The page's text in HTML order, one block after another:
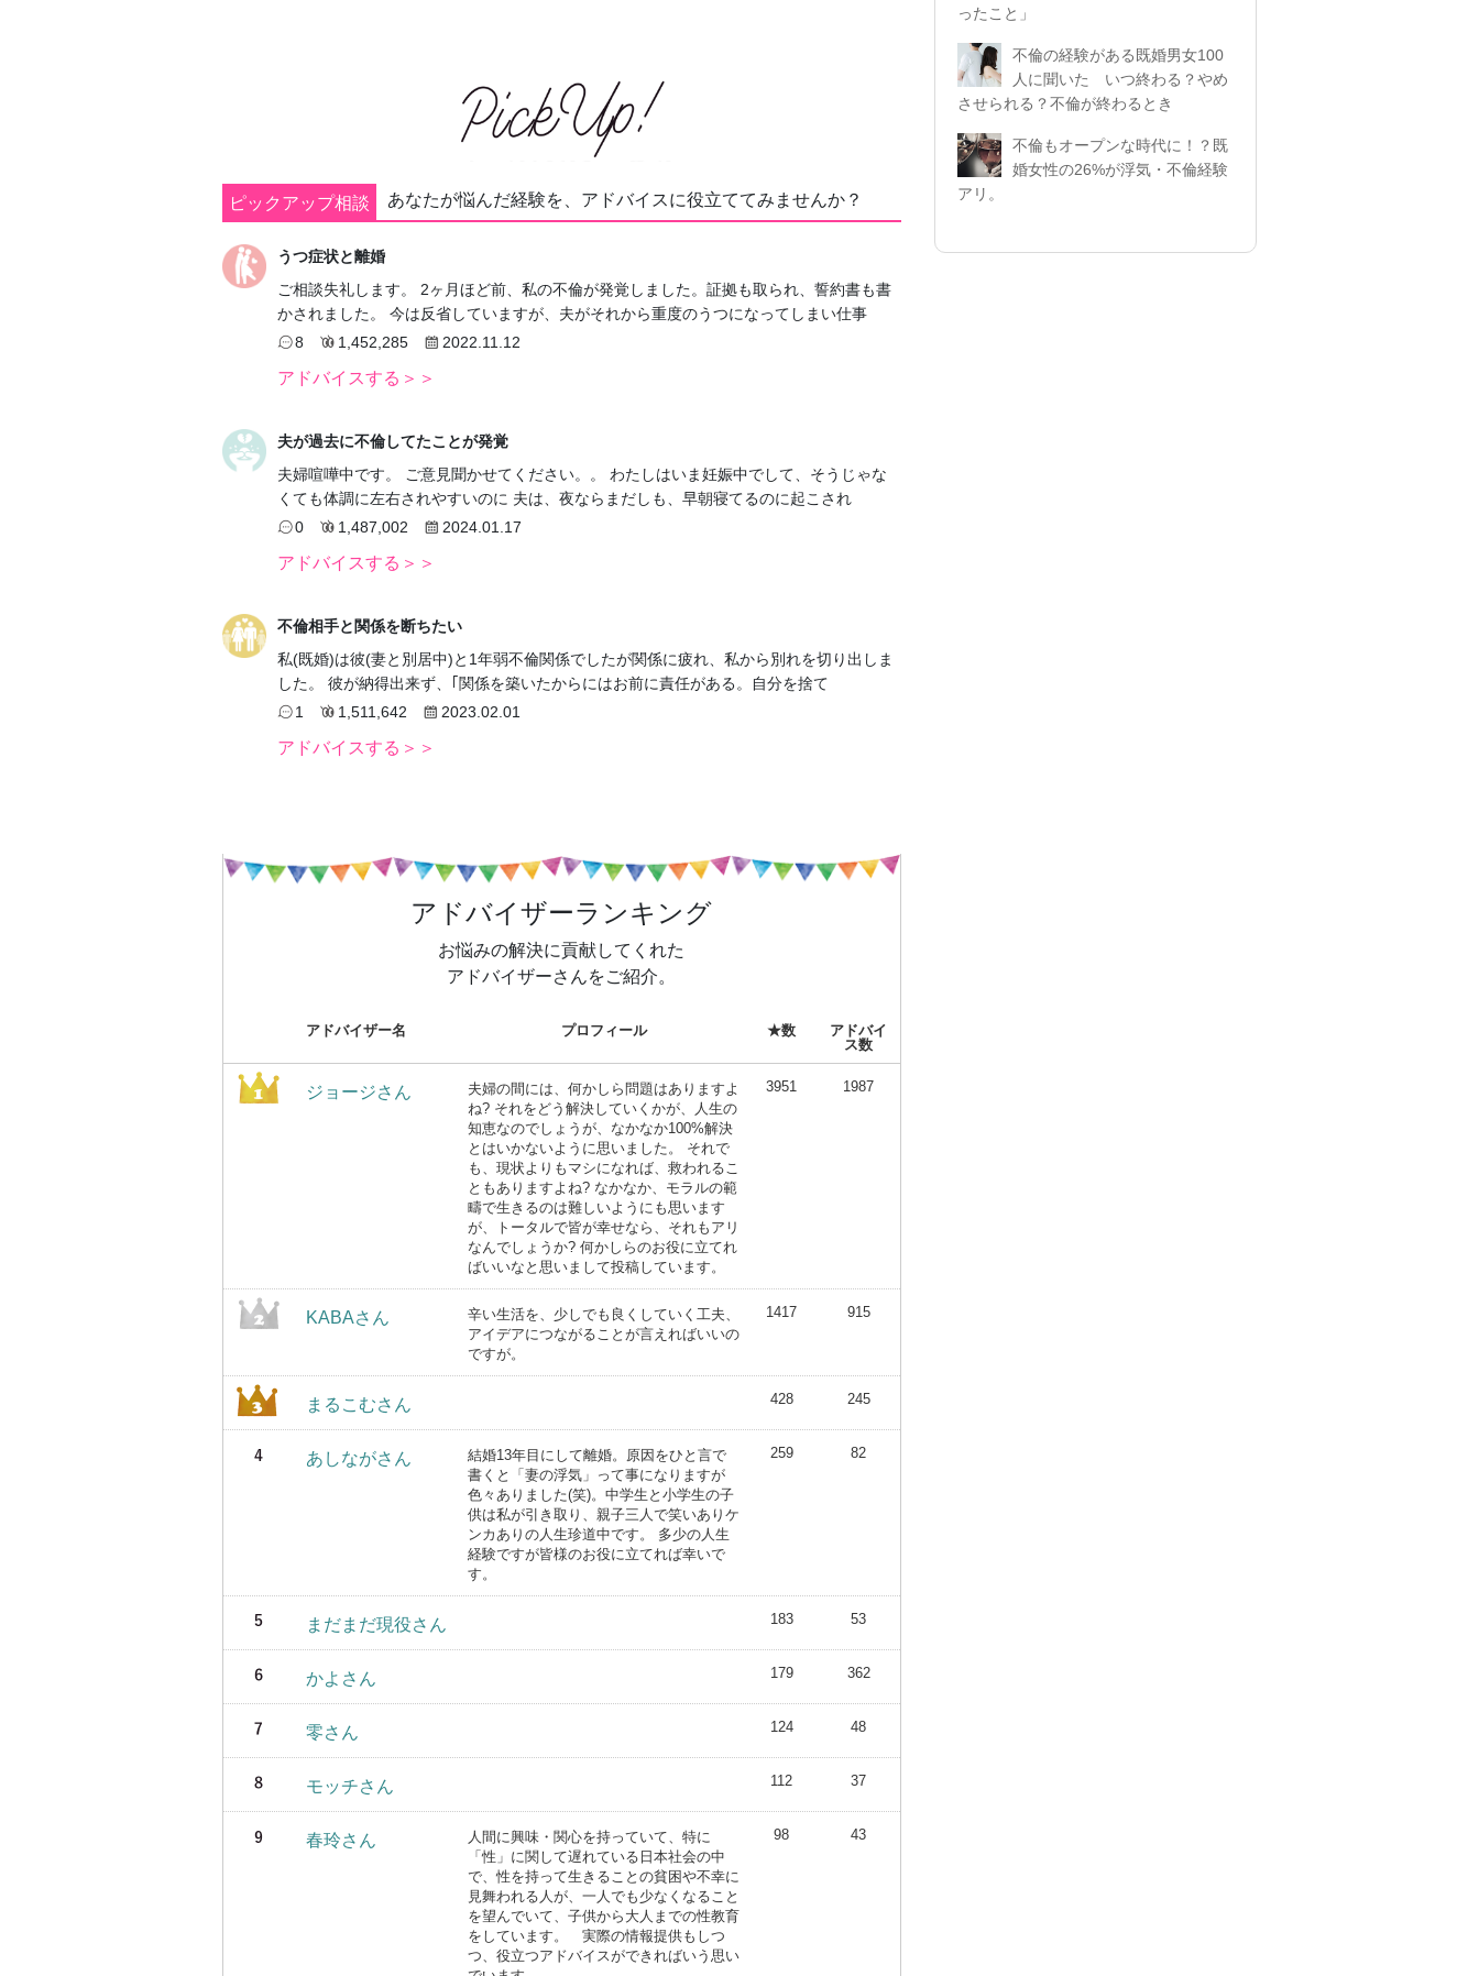
ピックアップ相談 あなたが悩んだ経験を、アドバイスに役立ててみませんか？
うつ症状と離婚
ご相談失礼します。 2ヶ月ほど前、私の不倫が発覚しました。証拠も取られ、誓約書も書
かされました。 今は反省していますが、夫がそれから重度のうつになってしまい仕事
8
1,452,285 2022.11.12
アドバイスする＞＞
夫が過去に不倫してたことが発覚
夫婦喧嘩中です。 ご意見聞かせてください。。 わたしはいま妊娠中でして、そうじゃな
くても体調に左右されやすいのに 夫は、夜ならまだしも、早朝寝てるのに起こされ
0
1,487,002 2024.01.17
アドバイスする＞＞
不倫相手と関係を断ちたい
私(既婚)は彼(妻と別居中)と1年弱不倫関係でしたが関係に疲れ、私から別れを切り出しま
した。 彼が納得出来ず、｢関係を築いたからにはお前に責任がある。自分を捨て
1
1,511,642 2023.02.01
アドバイスする＞＞
アドバイザーランキング
お悩みの解決に貢献してくれた
アドバイザーさんをご紹介。
アドバイザー名 プロフィール ★数
アドバイ
ス数
ジョージさん
夫婦の間には、何かしら問題はありますよ
ね? それをどう解決していくかが、人生の
知恵なのでしょうが、なかなか100%解決
とはいかないように思いました。 それで
も、現状よりもマシになれば、救われるこ
ともありますよね? なかなか、モラルの範
疇で生きるのは難しいようにも思います
が、トータルで皆が幸せなら、それもアリ
なんでしょうか? 何かしらのお役に立てれ
ばいいなと思いまして投稿しています。
3951 1987
KABAさん
辛い生活を、少しでも良くしていく工夫、
アイデアにつながることが言えればいいの
ですが。
1417 915
まるこむさん 428 245
あしながさん
結婚13年目にして離婚。原因をひと言で
書くと「妻の浮気」って事になりますが
色々ありました(笑)。中学生と小学生の子
供は私が引き取り、親子三人で笑いありケ
ンカありの人生珍道中です。 多少の人生
経験ですが皆様のお役に立てれば幸いで
す。
259 82
まだまだ現役さん 183 53
かよさん 179 362
零さん 124 48
モッチさん 112 37
春玲さん
人間に興味・関心を持っていて、特に
「性」に関して遅れている日本社会の中
で、性を持って生きることの貧困や不幸に
見舞われる人が、一人でも少なくなること
を望んでいて、子供から大人までの性教育
をしています。 実際の情報提供もしつ
つ、役立つアドバイスができればいう思い
98 43
ったこと」
不倫の経験がある既婚男女100
人に聞いた いつ終わる？やめ
させられる？不倫が終わるとき
不倫もオープンな時代に！？既
婚女性の26%が浮気・不倫経験
アリ。